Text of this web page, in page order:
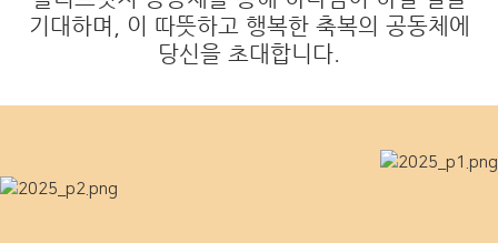
기대하며, 이 따뜻하고 행복한 축복의 공동체에
당신을 초대합니다.